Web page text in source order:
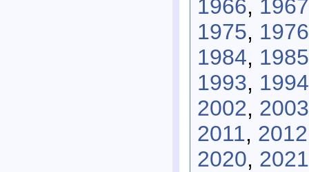
1966, 1967
1975, 1976
1984, 1985
1993, 1994
2002, 2003
2011, 2012
2020, 2021